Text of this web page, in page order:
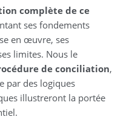
complète de ce
ses fondements
en œuvre, ses
limites. Nous le
de conciliation,
par des logiques
illustreront la portée